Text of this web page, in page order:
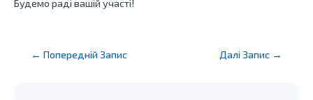
Будемо раді вашій участі!
Post← Попередній Запис Далі Запис →